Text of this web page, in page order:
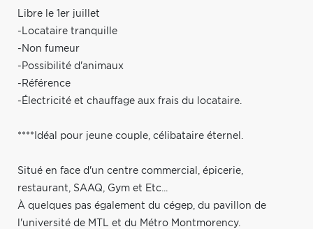
Libre le 1er juillet
-Locataire tranquille
-Non fumeur
-Possibilité d'animaux
-Référence
-Électricité et chauffage aux frais du locataire.
****Idéal pour jeune couple, célibataire éternel.
Situé en face d'un centre commercial, épicerie,
restaurant, SAAQ, Gym et Etc...
À quelques pas également du cégep, du pavillon de
l'université de MTL et du Métro Montmorency.